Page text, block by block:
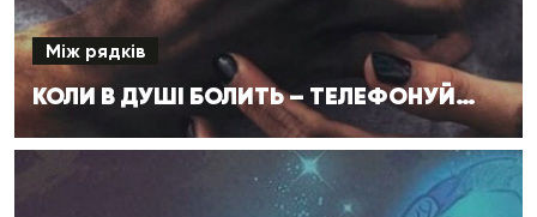
Між рядків
КОЛИ В ДУШІ БОЛИТЬ – ТЕЛЕФОНУЙ…